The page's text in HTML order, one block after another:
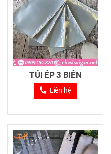
TÚI ÉP 3 BIÊN
Liên hệ